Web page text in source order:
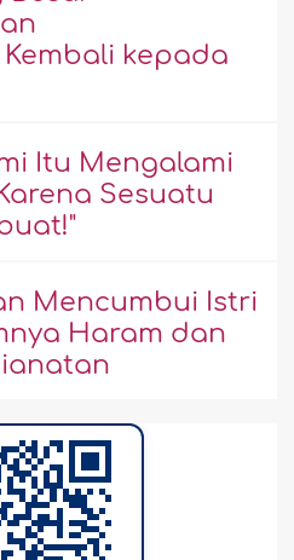
kepada
Itu Mengalami
Sesuatu
Mencumbui Istri
Haram dan